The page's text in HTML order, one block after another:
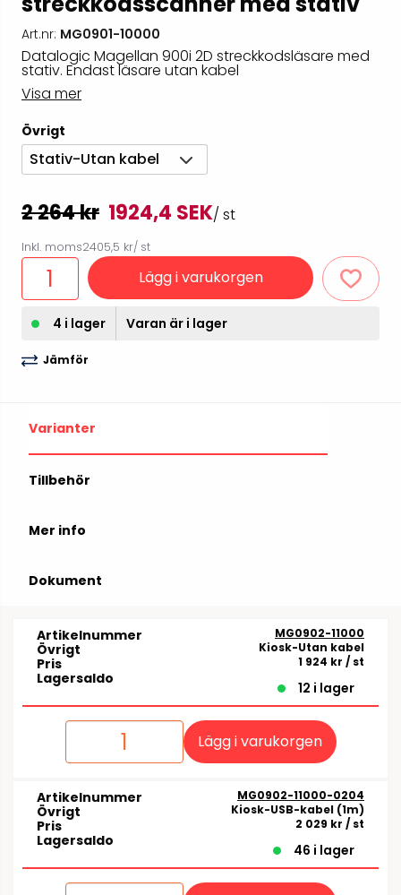
Art.nr: MG0901-10000
Datalogic Magellan 900i 2D streckkodsläsare med
stativ. Endast läsare utan kabel
Visa mer
Övrigt
Stativ-Utan kabel
2 264 kr 1924,4 SEK/ st
Inkl. moms2405,5 kr/ st
Lägg i varukorgen
4 i lager Varan är i lager
Jämför
Varianter
Tillbehör
Mer info
Dokument
Artikelnummer MG0902-11000
Övrigt Kiosk-Utan kabel
Pris 1 924 kr / st
Lagersaldo
12 i lager
Lägg i varukorgen
Artikelnummer MG0902-11000-0204
Övrigt Kiosk-USB-kabel (1m)
Pris 2 029 kr / st
Lagersaldo
46 i lager